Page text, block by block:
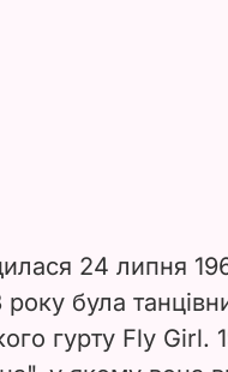
24 липня
була
гурту Fly Girl.